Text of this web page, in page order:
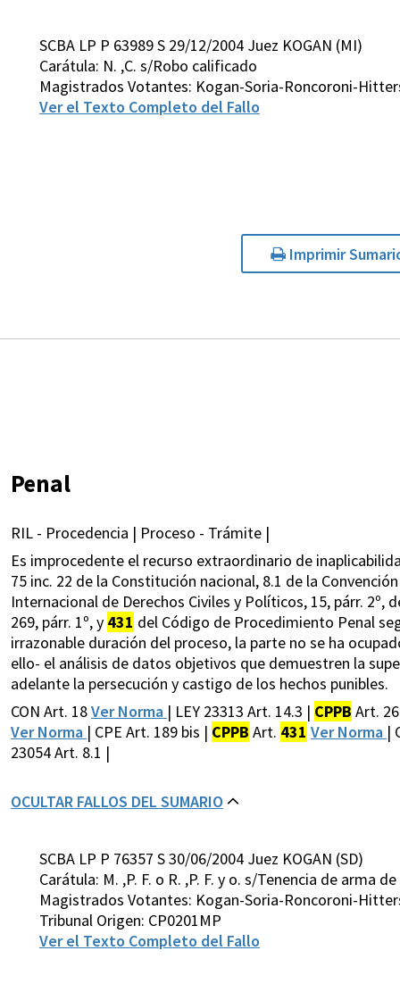
SCBA LP P 63989 S 29/12/2004 Juez KOGAN (MI)
Carátula: N. ,C. s/Robo calificado
Magistrados Votantes: Kogan-Soria-Roncoroni-
Ver el Texto Completo del Fallo
Imprimir
Penal
RIL - Procedencia | Proceso - Trámite |
Es improcedente el recurso extraordinario de
75 inc. 22 de la Constitución nacional, 8.1 de la
Internacional de Derechos Civiles y Políticos, 15, párr.
269, párr. 1º, y 431 del Código de Procedimiento Penal
irrazonable duración del proceso, la parte no se ha
ello- el análisis de datos objetivos que demuestren la
adelante la persecución y castigo de los hechos punibles.
CON Art. 18Ver Norma | LEY 23313 Art. 14.3 | CPPB Art.
Ver Norma | CPE Art. 189 bis | CPPB Art. 431 Ver Norma |
23054 Art. 8.1 |
OCULTAR FALLOS DEL SUMARIO
SCBA LP P 76357 S 30/06/2004 Juez KOGAN (SD)
Carátula: M. ,P. F. o R. ,P. F. y o. s/Tenencia de arma
Magistrados Votantes: Kogan-Soria-Roncoroni-
Tribunal Origen: CP0201MP
Ver el Texto Completo del Fallo